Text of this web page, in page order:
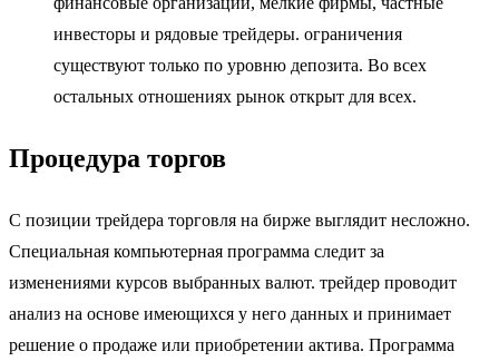
инвесторы и рядовые трейдеры. ограничения
существуют только по уровню депозита. Во всех
остальных отношениях рынок открыт для всех.
Процедура торгов
С позиции трейдера торговля на бирже выглядит несложно.
Специальная компьютерная программа следит за
изменениями курсов выбранных валют. трейдер проводит
анализ на основе имеющихся у него данных и принимает
решение о продаже или приобретении актива. Программа